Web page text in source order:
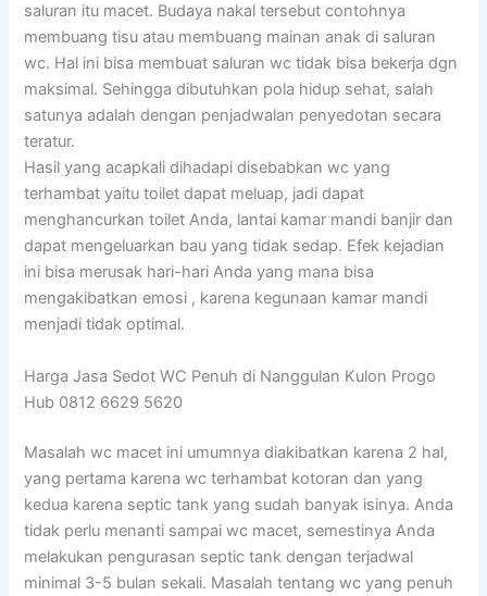
saluran itu macet. Budaya nakal tersebut contohnya
membuang tisu atau membuang mainan anak di saluran
wc. Hal ini bisa membuat saluran wc tidak bisa bekerja dgn
maksimal. Sehingga dibutuhkan pola hidup sehat, salah
satunya adalah dengan penjadwalan penyedotan secara
teratur.
Hasil yang acapkali dihadapi disebabkan wc yang
terhambat yaitu toilet dapat meluap, jadi dapat
menghancurkan toilet Anda, lantai kamar mandi banjir dan
dapat mengeluarkan bau yang tidak sedap. Efek kejadian
ini bisa merusak hari-hari Anda yang mana bisa
mengakibatkan emosi , karena kegunaan kamar mandi
menjadi tidak optimal.
Harga Jasa Sedot WC Penuh di Nanggulan Kulon Progo
Hub 0812 6629 5620
Masalah wc macet ini umumnya diakibatkan karena 2 hal,
yang pertama karena wc terhambat kotoran dan yang
kedua karena septic tank yang sudah banyak isinya. Anda
tidak perlu menanti sampai wc macet, semestinya Anda
melakukan pengurasan septic tank dengan terjadwal
minimal 3-5 bulan sekali. Masalah tentang wc yang penuh